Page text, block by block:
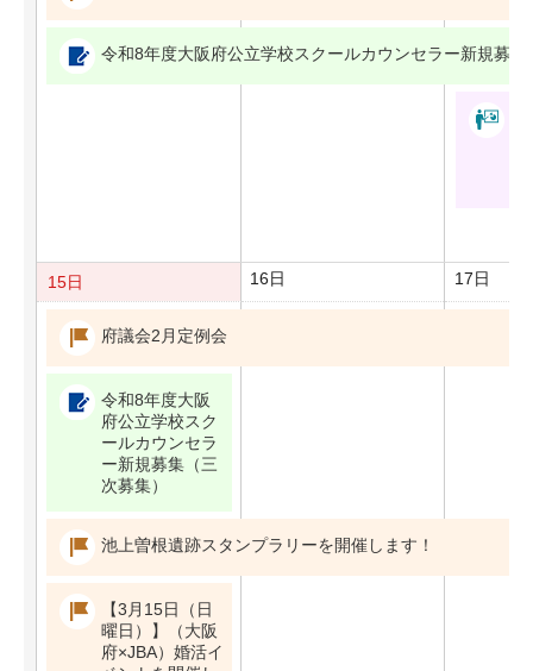
令和8年度大阪府公立学校スクールカウンセラー新規募集
15日 16日 17日
府議会2月定例会
令和8年度大阪
府公立学校スク
ールカウンセラ
ー新規募集（三
次募集）
池上曽根遺跡スタンプラリーを開催します！
【3月15日（日
曜日）】（大阪
府×JBA）婚活イ